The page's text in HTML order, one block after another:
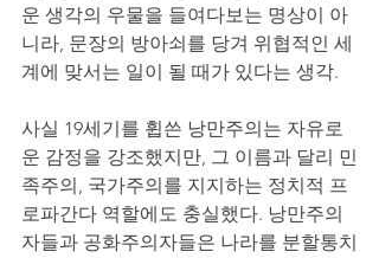
운 생각의 우물을 들여다보는 명상이 아
니라, 문장의 방아쇠를 당겨 위협적인 세
계에 맞서는 일이 될 때가 있다는 생각.
사실 19세기를 휩쓴 낭만주의는 자유로
운 감정을 강조했지만, 그 이름과 달리 민
족주의, 국가주의를 지지하는 정치적 프
로파간다 역할에도 충실했다. 낭만주의
자들과 공화주의자들은 나라를 분할통치